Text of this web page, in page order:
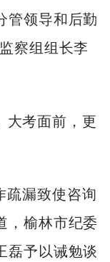
管领导和后勤
察组组长李
大考面前，更
疏漏致使咨询
，榆林市纪委
磊予以诫勉谈